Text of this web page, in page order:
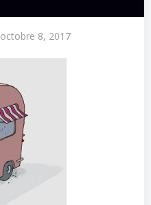
octobre 8, 2017